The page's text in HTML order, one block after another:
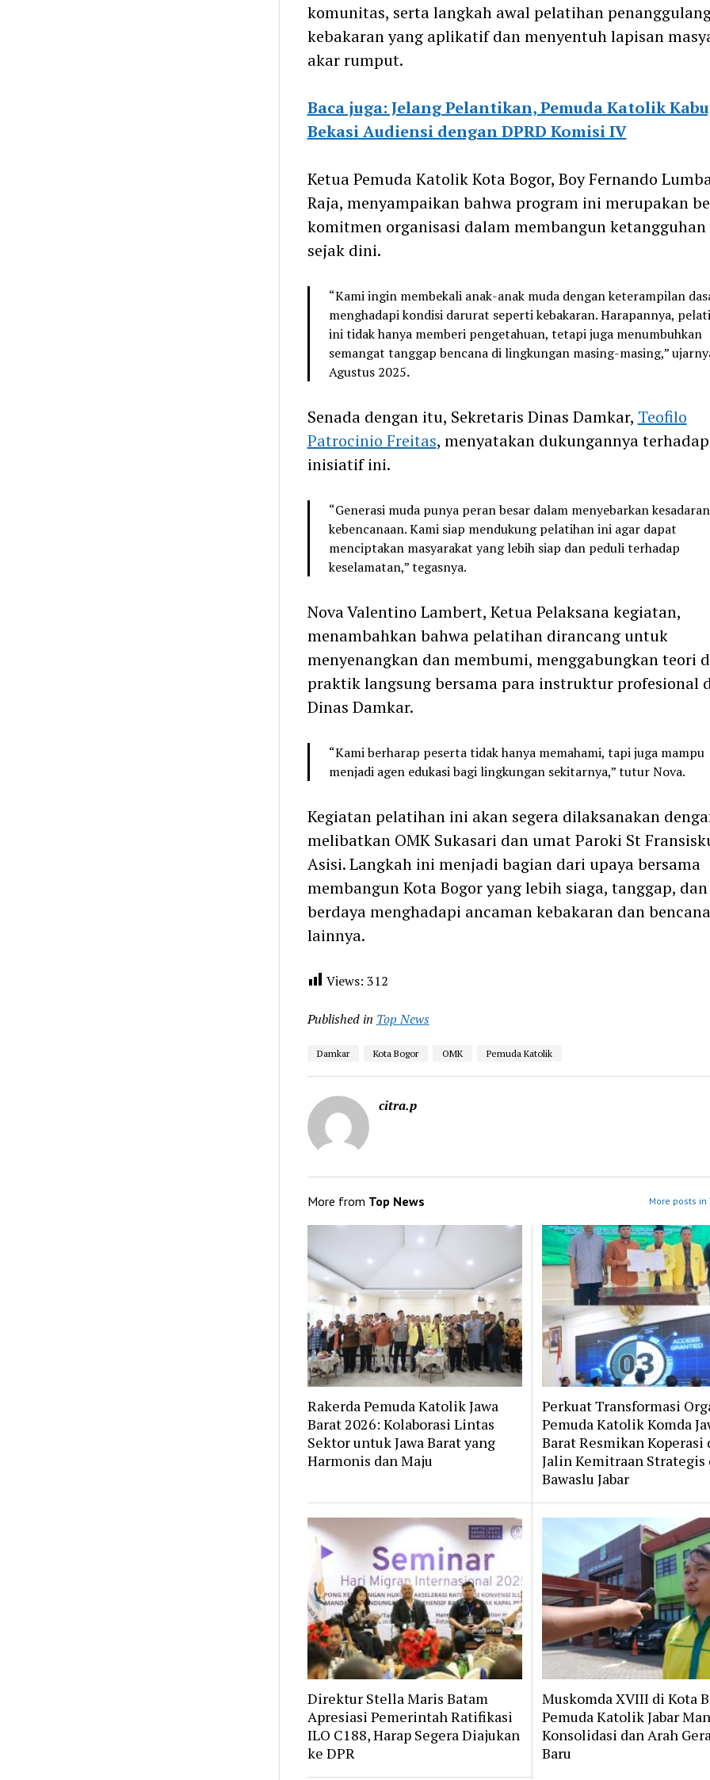
komunitas, serta langkah awal pelatihan
kebakaran yang aplikatif dan menyentuh lapisan
akar rumput.
Baca juga: Jelang Pelantikan, Pemuda Katolik
Bekasi Audiensi dengan DPRD Komisi IV
Ketua Pemuda Katolik Kota Bogor, Boy Fernando
Raja, menyampaikan bahwa program ini merupakan
komitmen organisasi dalam membangun ketangguhan
sejak dini.
“Kami ingin membekali anak-anak muda dengan keterampilan
menghadapi kondisi darurat seperti kebakaran. Harapannya,
ini tidak hanya memberi pengetahuan, tetapi juga menumbuhkan
semangat tanggap bencana di lingkungan masing-masing,”
Agustus 2025.
Senada dengan itu, Sekretaris Dinas Damkar, Teofilo
Patrocinio Freitas, menyatakan dukungannya terhadap
inisiatif ini.
“Generasi muda punya peran besar dalam menyebarkan kesadaran
kebencanaan. Kami siap mendukung pelatihan ini agar dapat
menciptakan masyarakat yang lebih siap dan peduli terhadap
keselamatan,” tegasnya.
Nova Valentino Lambert, Ketua Pelaksana kegiatan,
menambahkan bahwa pelatihan dirancang untuk
menyenangkan dan membumi, menggabungkan teori
praktik langsung bersama para instruktur profesional
Dinas Damkar.
“Kami berharap peserta tidak hanya memahami, tapi juga mampu
menjadi agen edukasi bagi lingkungan sekitarnya,” tutur Nova.
Kegiatan pelatihan ini akan segera dilaksanakan
melibatkan OMK Sukasari dan umat Paroki St
Asisi. Langkah ini menjadi bagian dari upaya bersama
membangun Kota Bogor yang lebih siaga, tanggap, dan
berdaya menghadapi ancaman kebakaran dan bencana
lainnya.
Views: 312
Published in Top News
Damkar Kota Bogor OMK Pemuda Katolik
citra.p
More from Top News More posts in
Rakerda Pemuda Katolik Jawa
Barat 2026: Kolaborasi Lintas
Sektor untuk Jawa Barat yang
Harmonis dan Maju
Perkuat Transformasi
Pemuda Katolik Komda
Barat Resmikan Koperasi
Jalin Kemitraan Strategis
Bawaslu Jabar
Direktur Stella Maris Batam
Apresiasi Pemerintah Ratifikasi
ILO C188, Harap Segera Diajukan
ke DPR
Muskomda XVIII di Kota
Pemuda Katolik Jabar
Konsolidasi dan Arah
Baru